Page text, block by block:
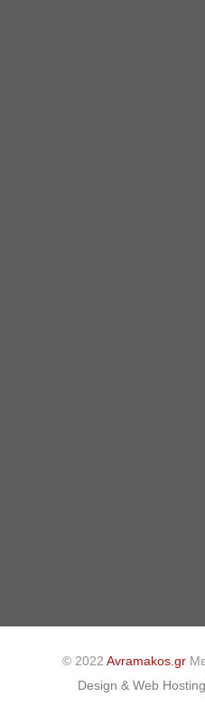
© 2022 Avramakos.grΜε
Design & Web